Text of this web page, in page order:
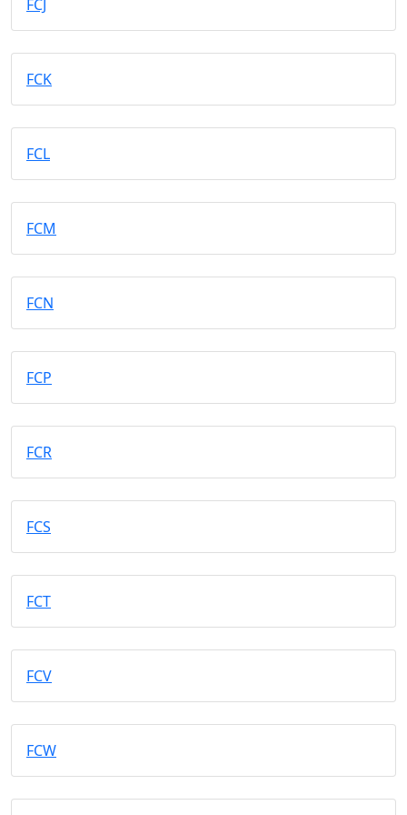
FCJ
FCK
FCL
FCM
FCN
FCP
FCR
FCS
FCT
FCV
FCW